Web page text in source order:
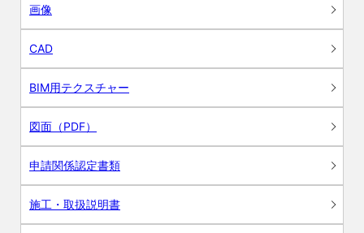
画像
CAD
BIM用テクスチャー
図面（PDF）
申請関係認定書類
施工・取扱説明書